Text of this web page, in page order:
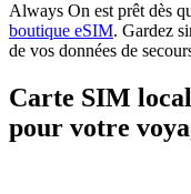
Always On est prêt dès
boutique eSIM. Gardez
de vos données de
Carte SIM
pour votre